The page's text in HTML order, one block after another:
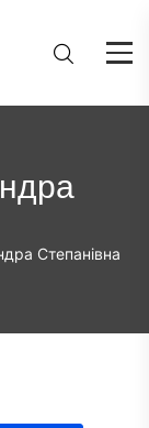
Степанівна